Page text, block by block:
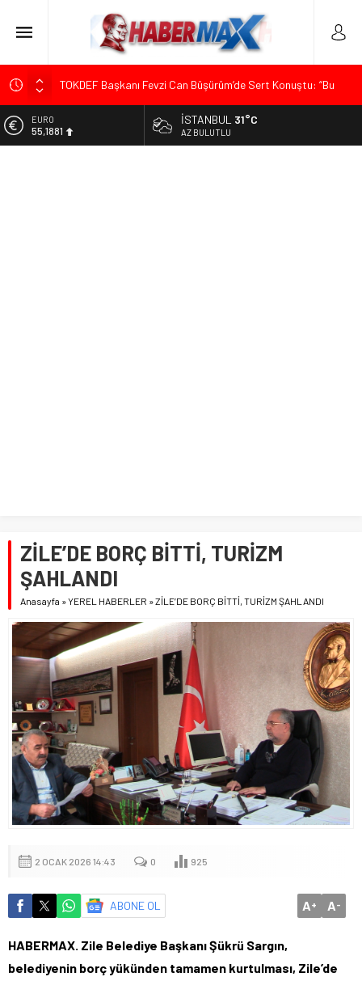
TOKDEF Başkanı Fevzi Can Büşürüm’de Sert Konuştu: “Bu
Çevrecik Büşürüm Yayla Şenliği’nde Siyaset ve Memleket
ALTIN
6.660,55
İSTANBUL 31°C
AZ BULUTLU
ZİLE’DE BORÇ BİTTİ, TURİZM
ŞAHLANDI
Anasayfa »YEREL HABERLER »ZİLE’DE BORÇ BİTTİ, TURİZM ŞAHLANDI
2 OCAK 2026 14:43 0 925
ABONE OL A+ A-
HABERMAX. Zile Belediye Başkanı Şükrü Sargın,
belediyenin borç yükünden tamamen kurtulması, Zile’de